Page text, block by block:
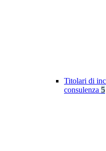
Titolari di
consulenza 5